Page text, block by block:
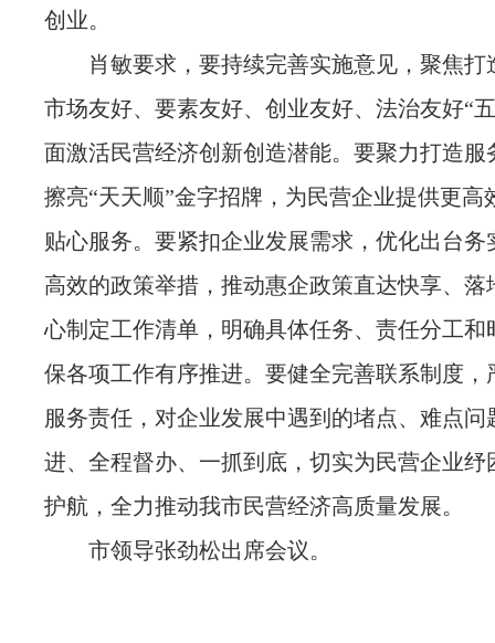
创业。
肖敏要求，要持续完善实施意见，聚焦打
市场友好、要素友好、创业友好、法治友好“
面激活民营经济创新创造潜能。要聚力打造服
擦亮“天天顺”金字招牌，为民营企业提供更高
贴心服务。要紧扣企业发展需求，优化出台务
高效的政策举措，推动惠企政策直达快享、落
心制定工作清单，明确具体任务、责任分工和
保各项工作有序推进。要健全完善联系制度，
服务责任，对企业发展中遇到的堵点、难点问
进、全程督办、一抓到底，切实为民营企业纾
护航，全力推动我市民营经济高质量发展。
市领导张劲松出席会议。